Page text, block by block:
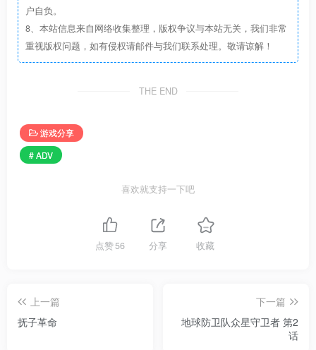
( https://twitter.com/junfukuda
アネモネ / 御上 みみ
( https://twitter.com/mikami_mimi)
https://twitter.com/kidoumao)
(https://twitter.com/voicemix2018
戦闘員たち・生徒C / 藤川なつ
https://twitter.com/tachibana_kino
戦闘員たち・生徒E・女教師 / 霜月優
(https://twitter.com/cotothecontents
【歌手】 ED曲『my star』作詞・作曲・歌 / 新時あ
户自负。
8、本站信息来自网络收集整理，版权争议与本站无关，我们非常
重视版权问题，如有侵权请邮件与我们联系处理。敬请谅解！
THE END
游戏分享
# ADV
喜欢就支持一下吧
点赞56 分享 收藏
上一篇
抚子革命
下一篇
地球防卫队众星守卫者 第2
话